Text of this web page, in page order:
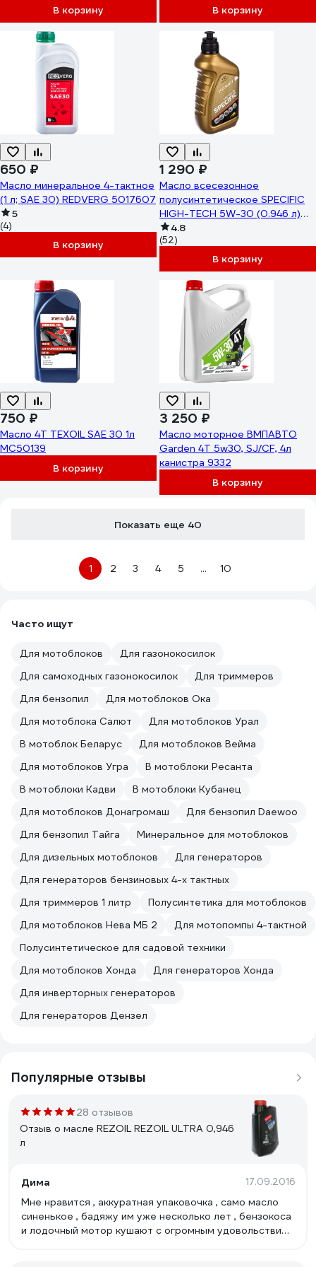
В корзину В корзину
650 ₽
Масло минеральное 4-тактное
(1 л; SAE 30) REDVERG 5017607
5
(4)
В корзину
1 290 ₽
Масло всесезонное
полусинтетическое SPECIFIC
HIGH-TECH 5W-30 (0.946 л)
для 4-х тактных двигателей
Patriot 850030595
4.8
(52)
В корзину
750 ₽
Масло 4Т TEXOIL SAE 30 1л
МС50139
В корзину
3 250 ₽
Масло моторное ВМПАВТО
Garden 4Т 5w30, SJ/CF, 4л
канистра 9332
В корзину
Показать еще 40
1 2 3 4 5 ... 10
Часто ищут
Для мотоблоков
Для газонокосилок
Для самоходных газонокосилок
Для триммеров
Для бензопил
Для мотоблоков Ока
Для мотоблока Салют
Для мотоблоков Урал
В мотоблок Беларус
Для мотоблоков Вейма
Для мотоблоков Угра
В мотоблоки Ресанта
В мотоблоки Кадви
В мотоблоки Кубанец
Для мотоблоков Донагромаш
Для бензопил Daewoo
Для бензопил Тайга
Минеральное для мотоблоков
Для дизельных мотоблоков
Для генераторов
Для генераторов бензиновых 4-х тактных
Для триммеров 1 литр
Полусинтетика для мотоблоков
Для мотоблоков Нева МБ 2
Для мотопомпы 4-тактной
Полусинтетическое для садовой техники
Для мотоблоков Хонда
Для генераторов Хонда
Для инверторных генераторов
Для генераторов Дензел
Популярные отзывы
28 отзывов
Отзыв о масле REZOIL REZOIL ULTRA 0,946
л
Дима 17.09.2016
Мне нравится , аккуратная упаковочка , само масло
синенькое , бадяжу им уже несколько лет , бензокоса
и лодочный мотор кушают с огромным удовольствием